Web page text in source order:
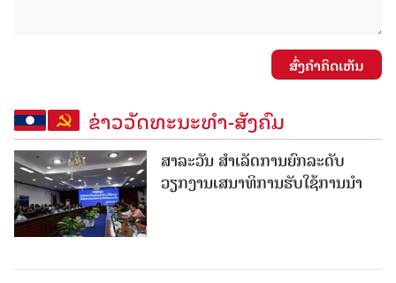
ສົ່ງຄໍາຄິດເຫັນ
ຂ່າວວັດທະນະທຳ-ສັງຄົມ
ສາລະວັນ ສໍາເລັດການຍົກລະດັບ
ວຽກງານເສນາທິການຮັບໃຊ້ການນໍາ